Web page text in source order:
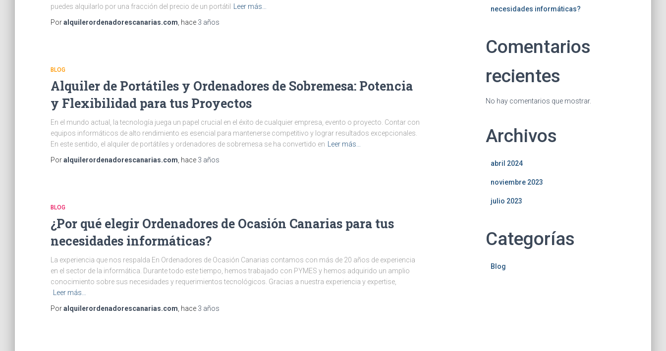
puedes alquilarlo por una fracción del precio de un portátil
Leer más…
Poralquilerordenadorescanarias.com , hace 3 años
BLOG
Alquiler de Portátiles y Ordenadores de Sobremesa: Potencia
y Flexibilidad para tus Proyectos
En el mundo actual, la tecnología juega un papel crucial en el éxito de cualquier empresa, evento o proyecto. Contar con
equipos informáticos de alto rendimiento es esencial para mantenerse competitivo y lograr resultados excepcionales.
En este sentido, el alquiler de portátiles y ordenadores de sobremesa se ha convertido en
Leer más…
Poralquilerordenadorescanarias.com , hace 3 años
BLOG
¿Por qué elegir Ordenadores de Ocasión Canarias para tus
necesidades informáticas?
La experiencia que nos respalda En Ordenadores de Ocasión Canarias contamos con más de 20 años de experiencia
en el sector de la informática. Durante todo este tiempo, hemos trabajado con PYMES y hemos adquirido un amplio
conocimiento sobre sus necesidades y requerimientos tecnológicos. Gracias a nuestra experiencia y expertise,
Leer más…
Poralquilerordenadorescanarias.com , hace 3 años
necesidades informáticas?
Comentarios
recientes
No hay comentarios que mostrar.
Archivos
abril 2024
noviembre 2023
julio 2023
Categorías
Blog